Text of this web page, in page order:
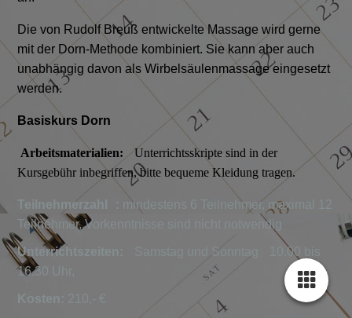
Die von Rudolf Breuß entwickelte Massage wird gerne
mit der Dorn-Methode kombiniert. Sie kann aber auch
unabhängig davon als Wirbelsäulenmassage eingesetzt
werden.
Basiskurs Dorn
Arbeitsmaterialien:
Unterrichtsskripte sind in der
Kursgebühr inbegriffen, bitte bequeme Kleidung tragen.
Teilnehmerzahl :
mindestens 6 Teilnehmer, maximal 12
Teilnehmer, Vorkenntnisse sind nicht notwendig
Unterrichtszeiten:
Samstag und Sonntag 10.00 bis
16.30 Uhr,
Kosten: